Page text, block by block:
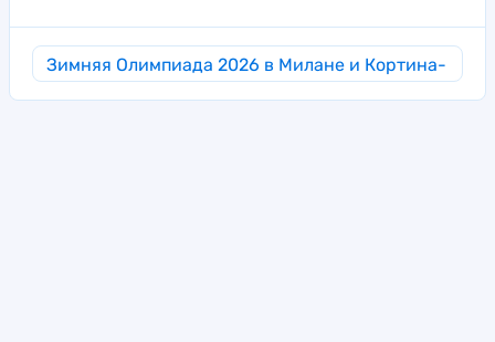
Зимняя Олимпиада 2026 в Милане и Кортина-
д’Ампеццо